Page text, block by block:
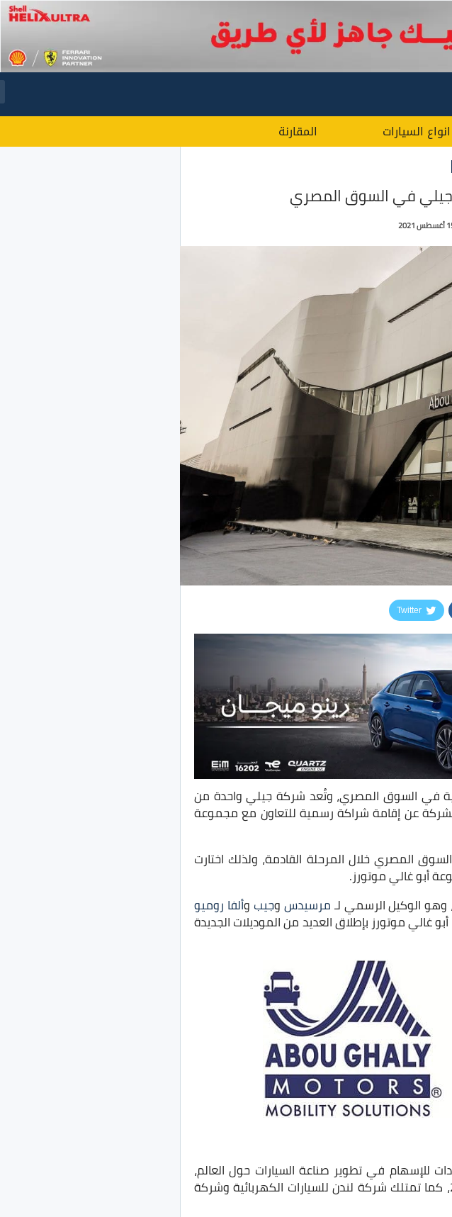
انواع السيارات المقارنة
جيلي في السوق المصري
2021
Twitter
في السوق المصري، وتُعد شركة جيلي واحدة من
عن إقامة شراكة رسمية للتعاون مع مجموعة
المصري خلال المرحلة القادمة، ولذلك اختارت
أبو غالي موتورز.
وهو الوكيل الرسمي لـمرسيدسوجيب وألفا روميو
موتورز بإطلاق العديد من الموديلات الجديدة
من المجهودات للإسهام في تطوير صناعة السيارات حول العالم،